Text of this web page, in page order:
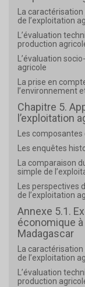
La
de l’exploitation
L’évaluation
production
L’évaluation
agricole
La prise en
l’environnement
Chapitre 5.
l’exploitation
Les composantes
Les enquêtes
La comparaison
simple de
Les perspectives
de l’exploitation
Annexe 5.1.
économique
Madagascar
La
de l’exploitation
L’évaluation
production